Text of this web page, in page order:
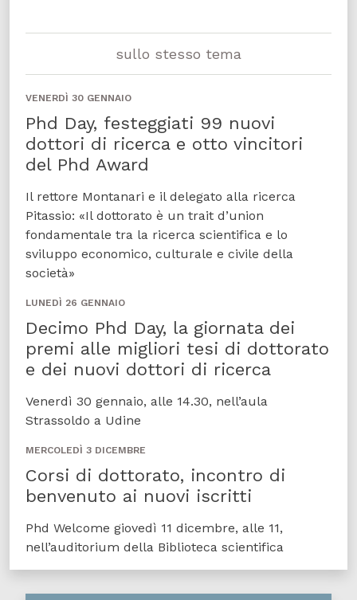
sullo stesso tema
VENERDÌ 30 GENNAIO
Phd Day, festeggiati 99 nuovi
dottori di ricerca e otto vincitori
del Phd Award
Il rettore Montanari e il delegato alla ricerca
Pitassio: «Il dottorato è un trait d’union
fondamentale tra la ricerca scientifica e lo
sviluppo economico, culturale e civile della
società»
LUNEDÌ 26 GENNAIO
Decimo Phd Day, la giornata dei
premi alle migliori tesi di dottorato
e dei nuovi dottori di ricerca
Venerdì 30 gennaio, alle 14.30, nell’aula
Strassoldo a Udine
MERCOLEDÌ 3 DICEMBRE
Corsi di dottorato, incontro di
benvenuto ai nuovi iscritti
Phd Welcome giovedì 11 dicembre, alle 11,
nell’auditorium della Biblioteca scientifica